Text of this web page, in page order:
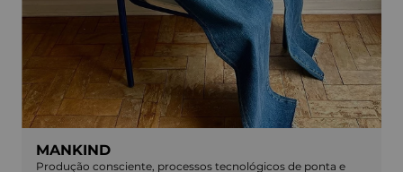
MANKIND
Produção consciente, processos tecnológicos de ponta e